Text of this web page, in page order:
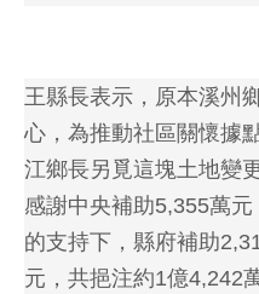
王縣長表示，原本溪州
心，為推動社區關懷據
江鄉長另覓這塊土地變
感謝中央補助5,355萬
的支持下，縣府補助
元，共挹注約1億4,242